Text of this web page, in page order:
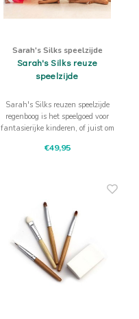
Sarah's Silks speelzijde
Sarah's Silks reuze
speelzijde
Sarah's Silks reuzen speelzijde
regenboog is het speelgoed voor
fantasierijke kinderen, of juist om
€49,95